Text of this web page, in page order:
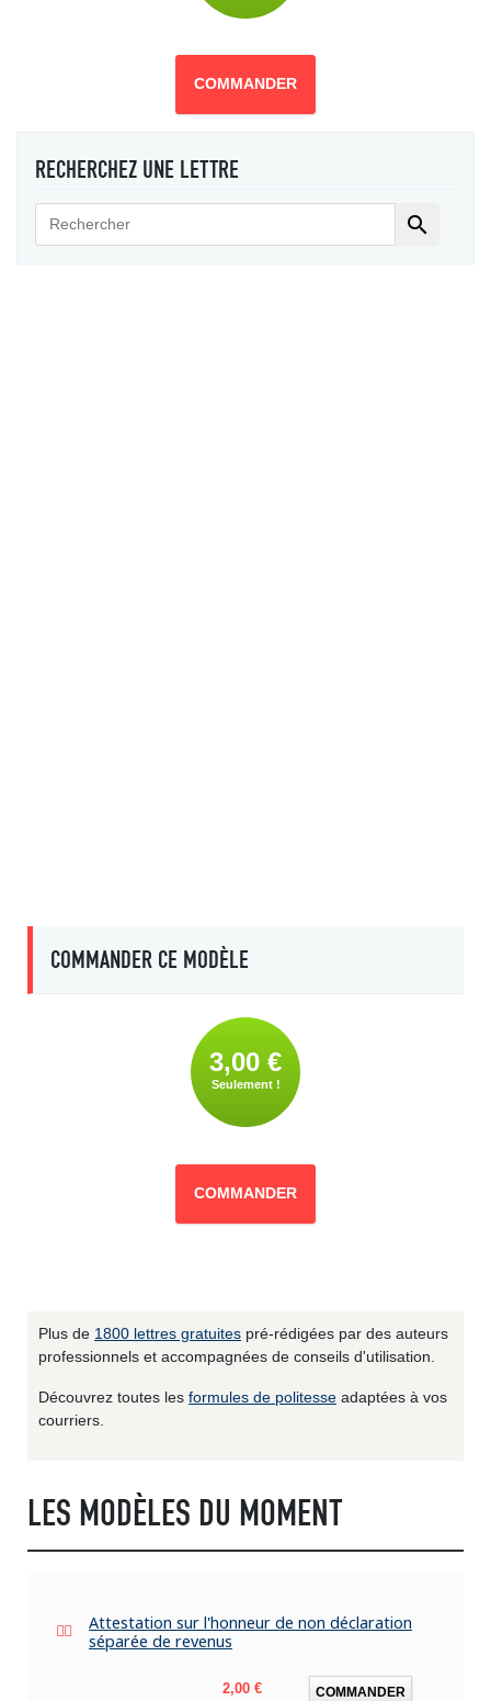
COMMANDER
RECHERCHEZ UNE LETTRE

COMMANDER CE MODÈLE
3,00 €
Seulement !
COMMANDER
Plus de 1800 lettres gratuites pré-rédigées par des auteurs
professionnels et accompagnées de conseils d'utilisation.
Découvrez toutes les formules de politesse adaptées à vos
courriers.
LES MODÈLES DU MOMENT
Attestation sur l'honneur de non déclaration
séparée de revenus
Prix
2,00 € COMMANDER